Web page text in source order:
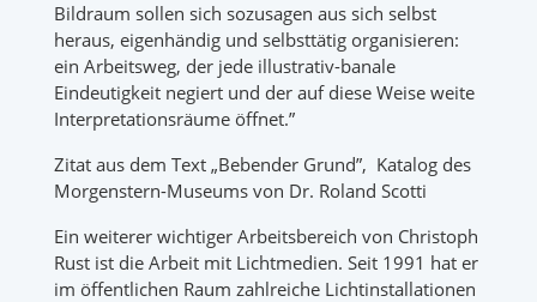
Bildraum sollen sich sozusagen aus sich selbst
heraus, eigenhändig und selbsttätig organisieren:
ein Arbeitsweg, der jede illustrativ-banale
Eindeutigkeit negiert und der auf diese Weise weite
Interpretationsräume öffnet.”
Zitat aus dem Text „Bebender Grund”, Katalog des
Morgenstern-Museums von Dr. Roland Scotti
Ein weiterer wichtiger Arbeitsbereich von Christoph
Rust ist die Arbeit mit Lichtmedien. Seit 1991 hat er
im öffentlichen Raum zahlreiche Lichtinstallationen